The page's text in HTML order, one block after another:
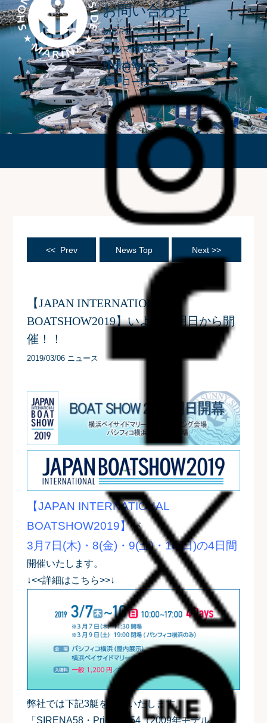
お問い合わせ
MORE
メルマガ登録
採用情報
フォローはこちら：
News
<< Prev News Top Next >>
【JAPAN INTERNATIONAL
BOATSHOW2019】いよいよ明日から開
催！！
2019/03/06 ニュース
【JAPAN INTERNATIONAL
BOATSHOW2019】が
3月7日(木)・8(金)・9(土)・10(日)の4日間
開催いたします。
↓<<詳細はこちら>>↓
弊社では下記3艇を出展いたします。
「SIRENA58・Princess54（2009年モデル）・